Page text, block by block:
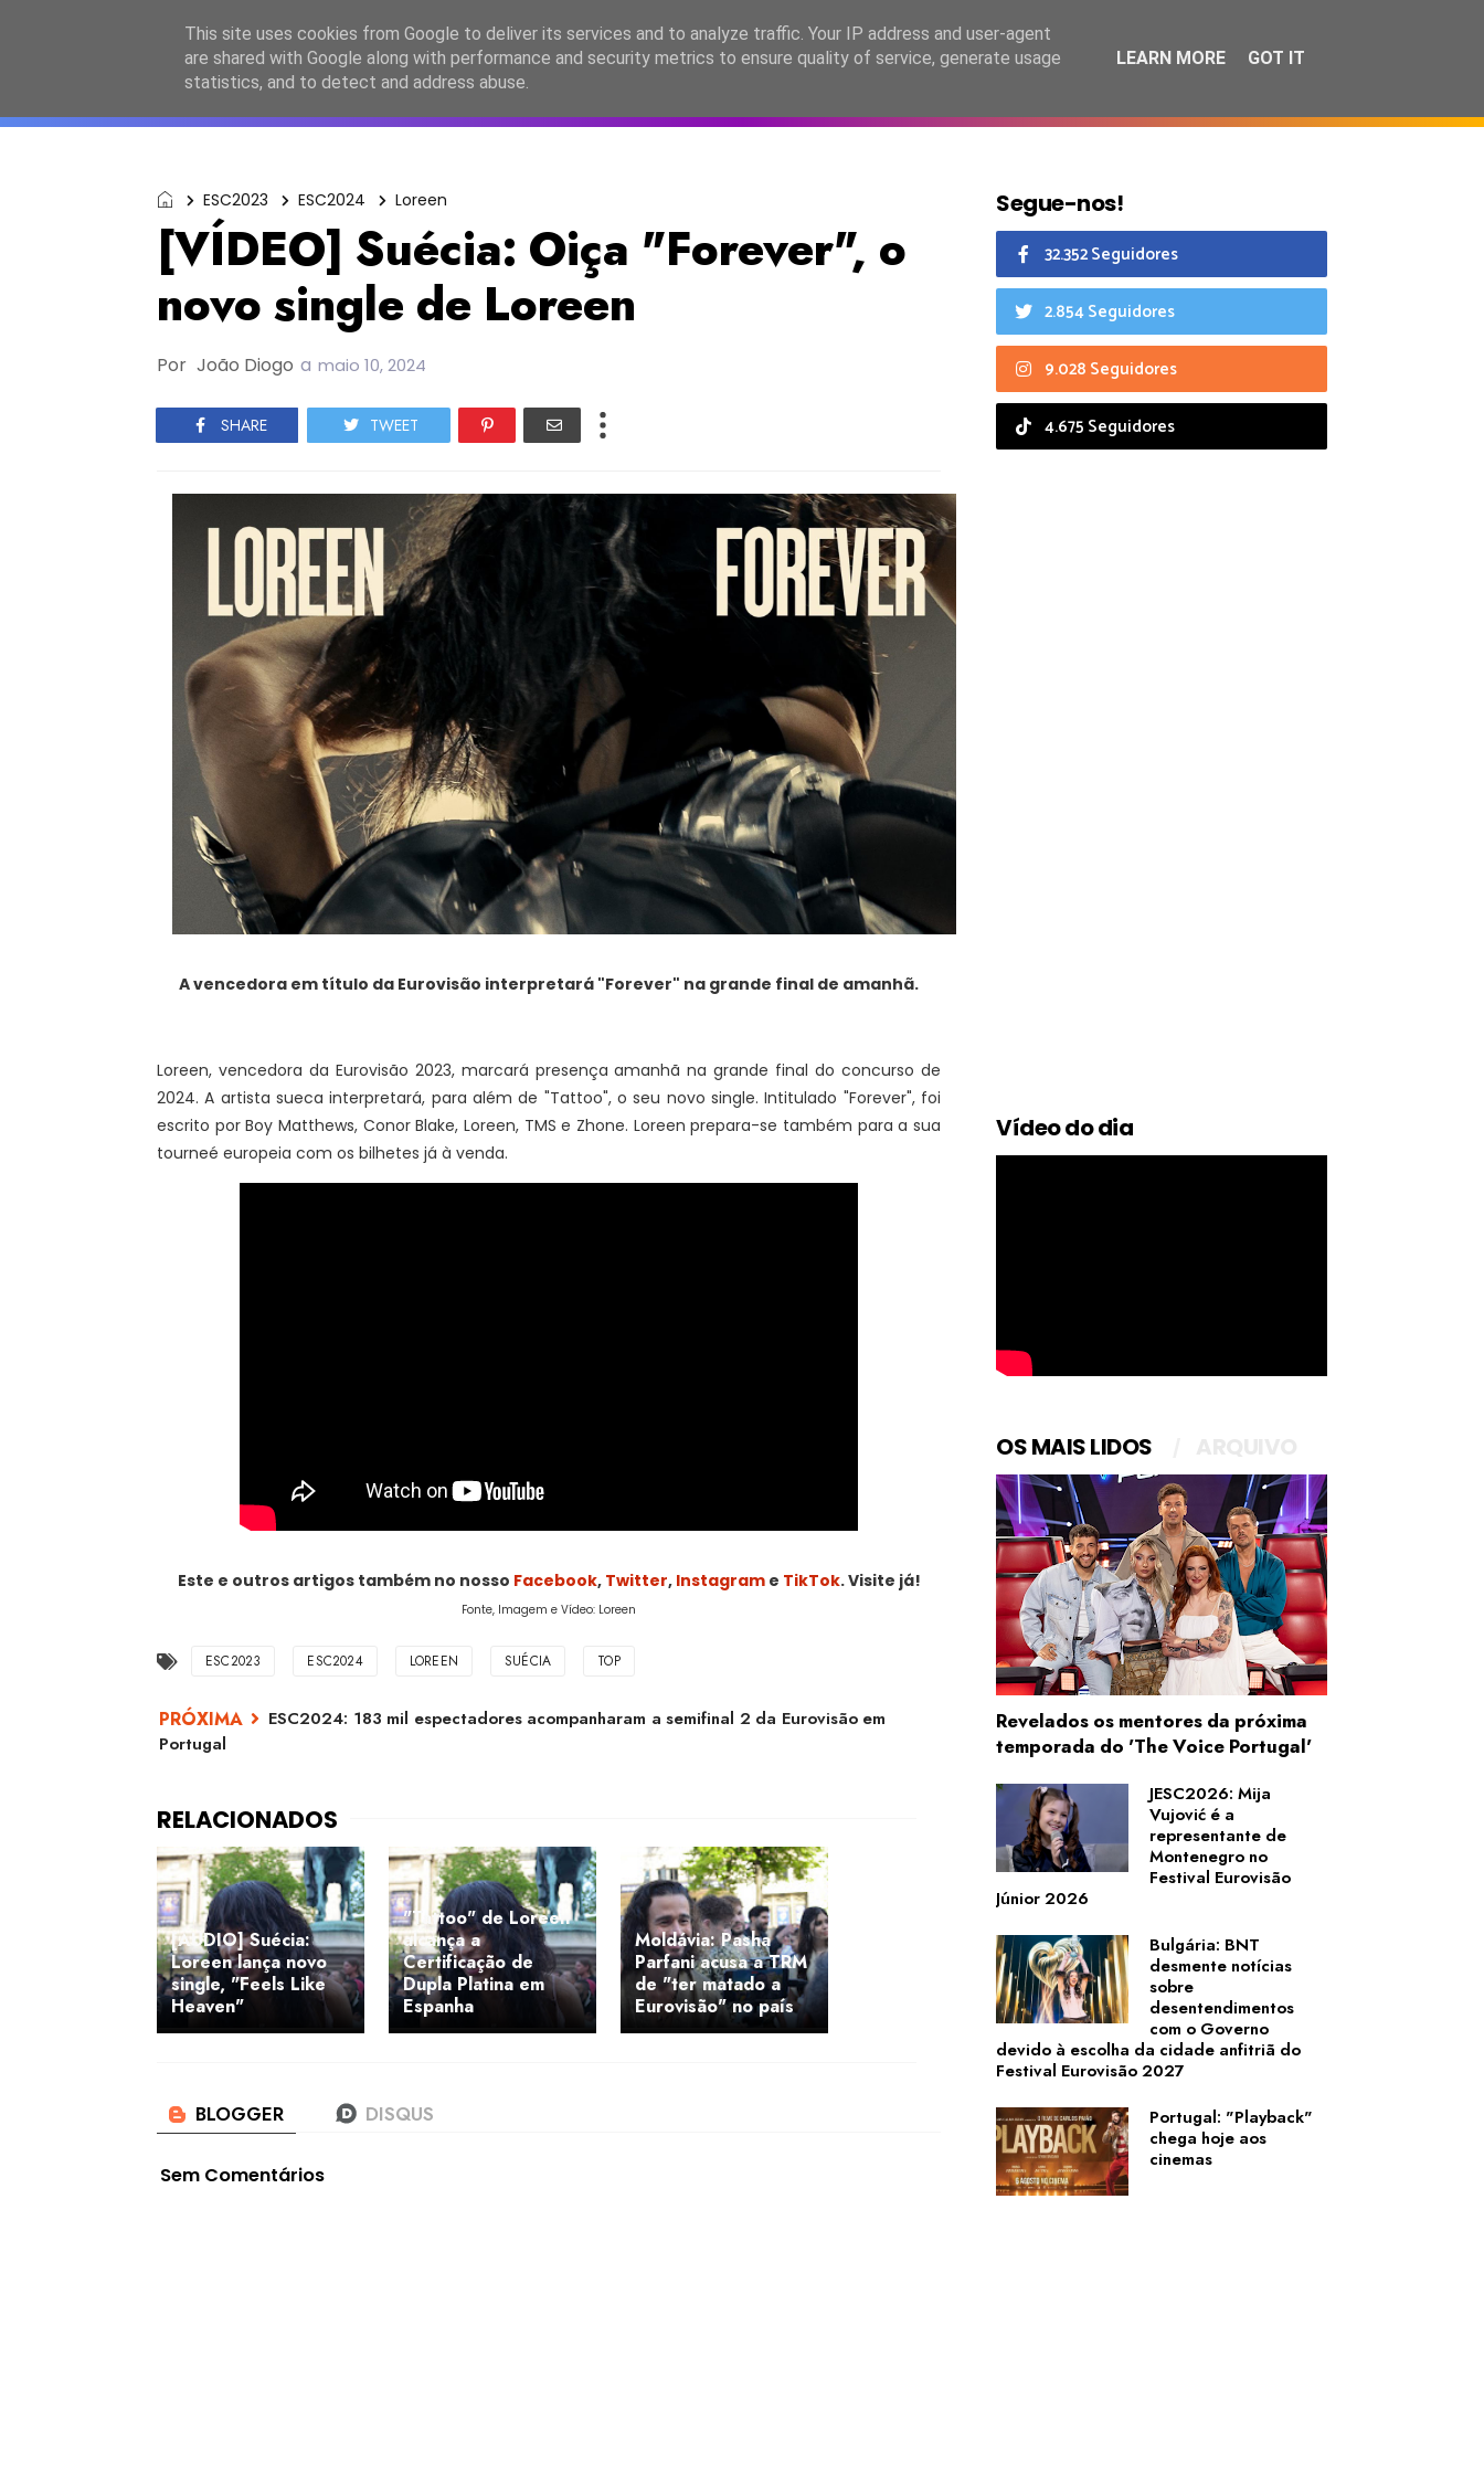
ESC2027 JESC2026 FC2026 EASC2026 PORTUGAL LANÇAMENTOS ESPECIAIS CALENDÁRIO
ESC2023 ESC2024 Loreen
[VÍDEO] Suécia: Oiça "Forever", o
novo single de Loreen
Por João Diogo a maio 10, 2024
SHARE TWEET
A vencedora em título da Eurovisão interpretará "Forever" na grande final de amanhã.
Loreen, vencedora da Eurovisão 2023, marcará presença amanhã na grande final do concurso de
2024. A artista sueca interpretará, para além de "Tattoo", o seu novo single. Intitulado "Forever", foi
escrito por Boy Matthews, Conor Blake, Loreen, TMS e Zhone. Loreen prepara-se também para a sua
tourneé europeia com os bilhetes já à venda.
Este e outros artigos também no nosso Facebook, Twitter, Instagrame TikTok. Visite já!
Fonte, Imagem e Vídeo: Loreen
ESC2023 ESC2024 LOREEN SUÉCIA TOP
ESC2024: 183 mil espectadores acompanharam a semifinal 2 da Eurovisão em
Portugal
[ÁUDIO] Suécia:
Loreen lança novo
single, "Feels Like
Heaven"
"Tattoo" de Loreen
alcança a
Certificação de
Dupla Platina em
Espanha
Moldávia: Pasha
Parfani acusa a TRM
de "ter matado a
Eurovisão" no país
Sem Comentários
Segue-nos!
32.352 Seguidores
2.854 Seguidores
9.028 Seguidores
4.675 Seguidores
Vídeo do dia
OS MAIS LIDOS
Revelados os mentores da próxima
temporada do 'The Voice Portugal'
JESC2026: Mija
Vujović é a
representante de
Montenegro no
Festival Eurovisão
Júnior 2026
Bulgária: BNT
desmente notícias
sobre
desentendimentos
com o Governo
devido à escolha da cidade anfitriã do
Festival Eurovisão 2027
Portugal: "Playback"
chega hoje aos
cinemas
This site uses cookies from Google to deliver its services and to analyze traffic. Your IP address and user-agent
are shared with Google along with performance and security metrics to ensure quality of service, generate usage
statistics, and to detect and address abuse.
LEARN MORE GOT IT